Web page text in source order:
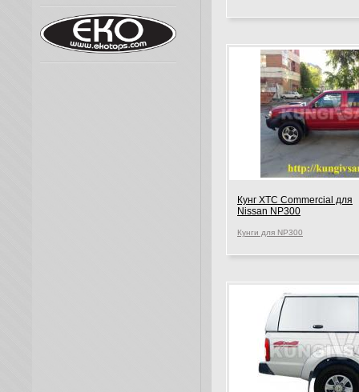
Кунг XTC Commercial для
Nissan NP300
Кунги для NP300